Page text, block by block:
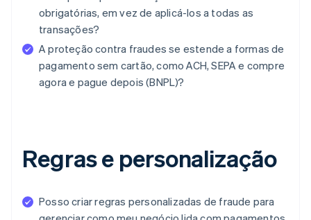
obrigatórias, em vez de aplicá-los a todas as
transações?
A proteção contra fraudes se estende a formas de
pagamento sem cartão, como ACH, SEPA e compre
agora e pague depois (BNPL)?
Regras e personalização
Posso criar regras personalizadas de fraude para